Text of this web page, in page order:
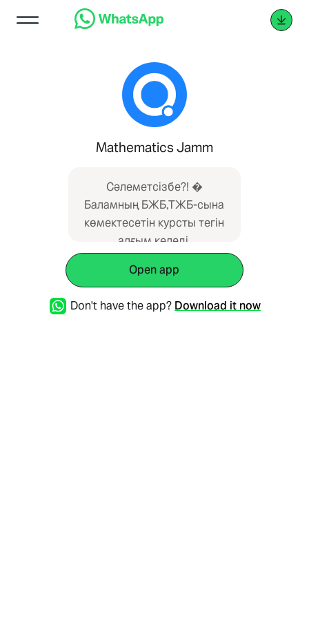
Mathematics Jamm
Сәлеметсізбе?! �
Баламның БЖБ,ТЖБ-сына
көмектесетін курсты тегін
алғым келеді.
Open app
Don't have the app? Download it now